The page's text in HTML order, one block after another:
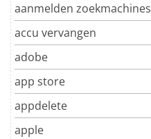
aanmelden zoekmachines
accu vervangen
adobe
app store
appdelete
apple